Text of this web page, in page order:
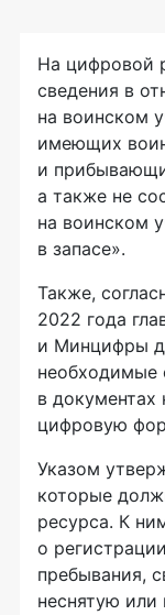
На цифровой
сведения в
на воинском
имеющих
и
а также не
на воинском
в запасе».
Также,
2022 года
и Минцифры
необходимые
в документах
цифровую
Указом
которые
ресурса. К
о
пребывания,
неснятую или